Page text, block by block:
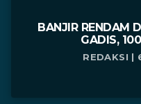
BANJIR RENDAM
GADIS,
REDAKSI |